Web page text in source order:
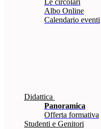
Le circolari
Albo Online
Calendario eventi
Didattica
Panoramica
Offerta formativa
Studenti e Genitori